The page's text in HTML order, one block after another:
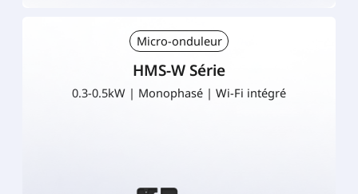
Micro-onduleur
HMS-W Série
0.3-0.5kW | Monophasé | Wi-Fi intégré